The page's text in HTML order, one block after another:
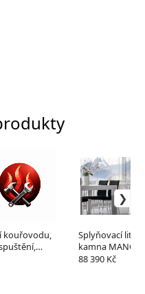
kouřovodu,
zaškolení
Splyňovací
kamna
černá
88 390 Kč